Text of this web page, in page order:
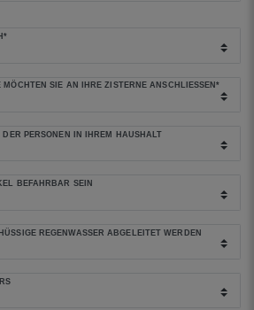
SIE AN IHRE ZISTERNE ANSCHLIESSEN*
PERSONEN IN IHREM HAUSHALT
BEFAHRBAR SEIN
REGENWASSER ABGELEITET WERDEN